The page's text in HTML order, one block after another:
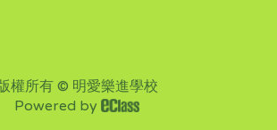
權所有 © 明愛樂進學校
Powered by